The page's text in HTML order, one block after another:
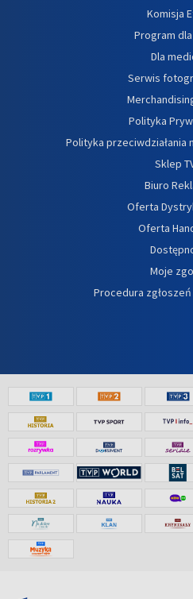
Komisja
Program
Dla
Serwis
Polityka
Polityka przeciwdziałania
Sklep
Biuro
Oferta
Oferta
Moje
Procedura